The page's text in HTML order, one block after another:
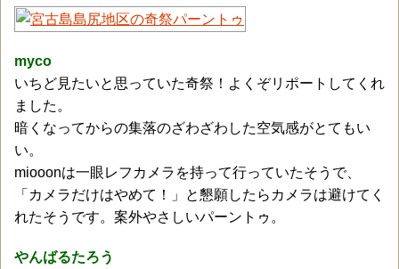
myco
いちど見たいと思っていた奇祭！よくぞリポートしてくれ
ました。
暗くなってからの集落のざわざわした空気感がとてもい
い。
miooonは一眼レフカメラを持って行っていたそうで、
「カメラだけはやめて！」と懇願したらカメラは避けてく
れたそうです。案外やさしいパーントゥ。
やんばるたろう